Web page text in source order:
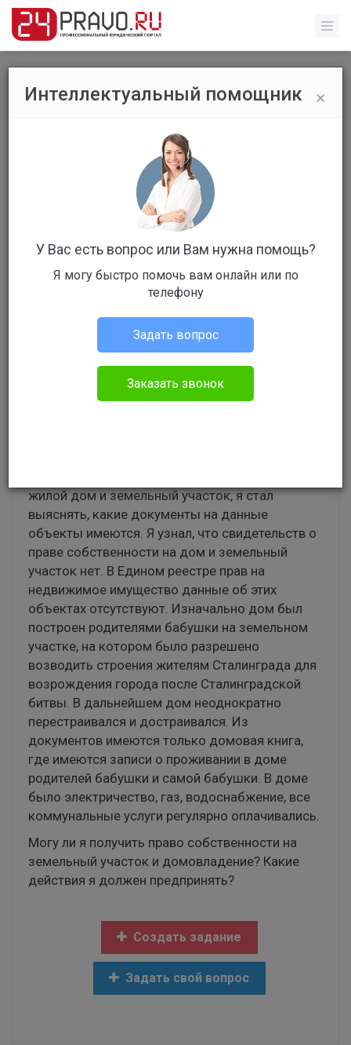
Все вопросы / Гражданское право
Вопрос уже решен
У меня в 2013 г. умерла бабушка. Других
жилой дом и земельный участок, я стал
выяснять, какие документы на данные
объекты имеются. Я узнал, что свидетельств о
праве собственности на дом и земельный
участок нет. В Едином реестре прав на
недвижимое имущество данные об этих
объектах отсутствуют. Изначально дом был
построен родителями бабушки на земельном
участке, на котором было разрешено
возводить строения жителям Сталинграда для
возрождения города после Сталинградской
битвы. В дальнейшем дом неоднократно
перестраивался и достраивался. Из
документов имеются только домовая книга,
где имеются записи о проживании в доме
родителей бабушки и самой бабушки. В доме
было электричество, газ, водоснабжение, все
коммунальные услуги регулярно оплачивались.
Могу ли я получить право собственности на
земельный участок и домовладение? Какие
действия я должен предпринять?
Создать задание
Задать свой вопрос
×
Интеллектуальный помощник
У Вас есть вопрос или Вам нужна помощь?
Я могу быстро помочь вам онлайн или по
телефону
Задать вопрос
Заказать звонок